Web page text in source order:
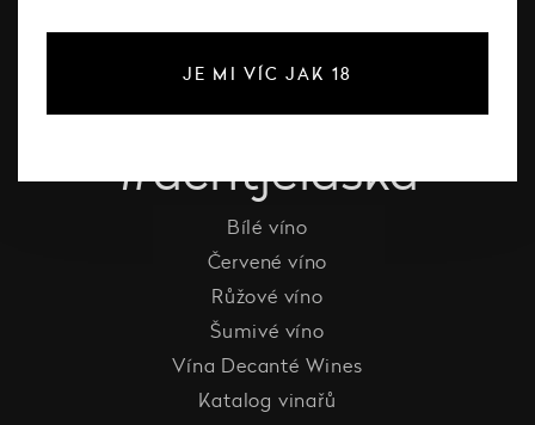
#dcntjelaska
Bílé víno
Červené víno
Růžové víno
Šumivé víno
Vína Decanté Wines
Katalog vinařů
JE MI VÍC JAK 18